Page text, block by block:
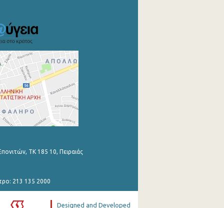
ΤΚ 185 10, Πειραιάς
213 135 2000
Designed and Developed